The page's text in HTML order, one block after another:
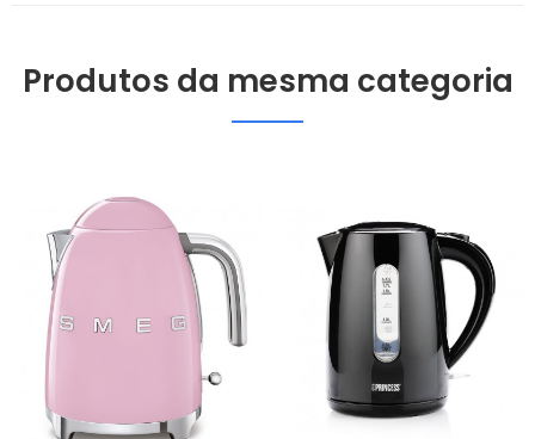
Produtos da mesma categoria